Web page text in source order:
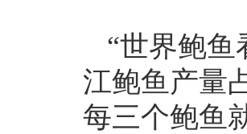
“世界鲍
江鲍鱼产量
每三个鲍鱼